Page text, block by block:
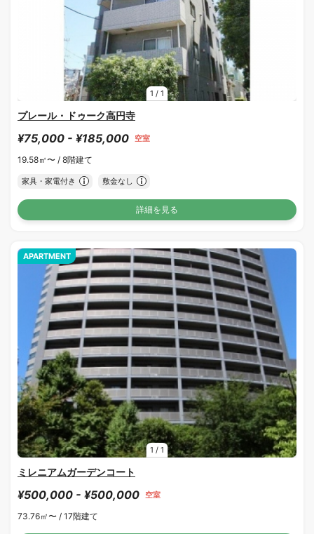
1 / 1
プレール・ドゥーク高円寺
¥75,000 - ¥185,000 空室
19.58㎡〜 / 8階建て
家具・家電付き 敷金なし
詳細を見る
1 / 1
APARTMENT
ミレニアムガーデンコート
¥500,000 - ¥500,000 空室
73.76㎡〜 / 17階建て